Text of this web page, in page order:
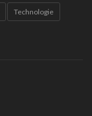
Technologie